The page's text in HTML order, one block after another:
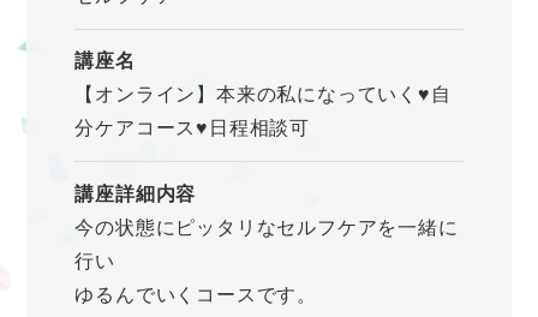
講座名
【オンライン】本来の私になっていく♥自
分ケアコース♥日程相談可
講座詳細内容
今の状態にピッタリなセルフケアを一緒に
行い
ゆるんでいくコースです。